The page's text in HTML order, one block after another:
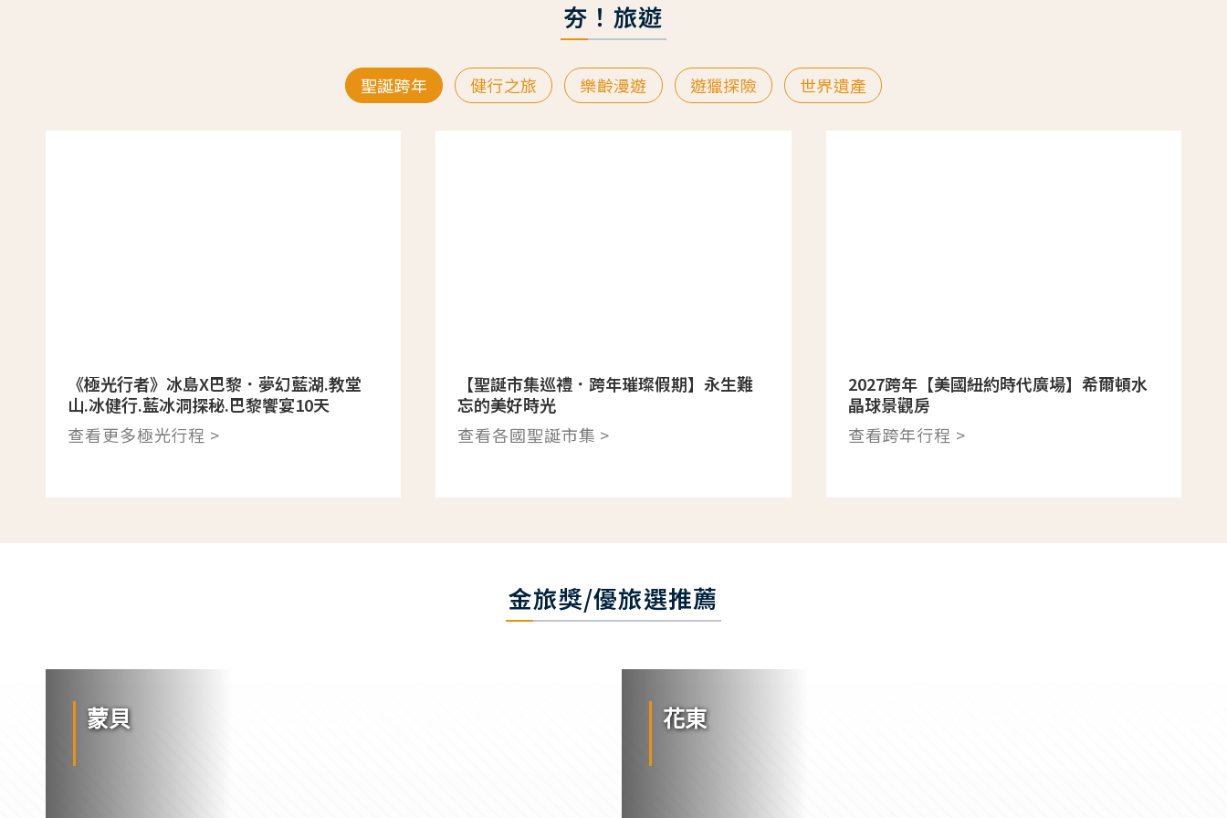
夯！旅遊
聖誕跨年 健行之旅 樂齡漫遊 遊獵探險 世界遺產
《極光行者》冰島X巴黎．夢幻藍湖.教堂
山.冰健行.藍冰洞探秘.巴黎饗宴10天
查看更多極光行程 >
【聖誕市集巡禮．跨年璀璨假期】永生難
忘的美好時光
查看各國聖誕市集 >
2027跨年【美國紐約時代廣場】希爾頓水
晶球景觀房
查看跨年行程 >
金旅獎/優旅選推薦
蒙貝 花東